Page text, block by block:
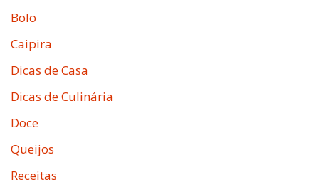
Bolo
Caipira
Dicas de Casa
Dicas de Culinária
Doce
Queijos
Receitas